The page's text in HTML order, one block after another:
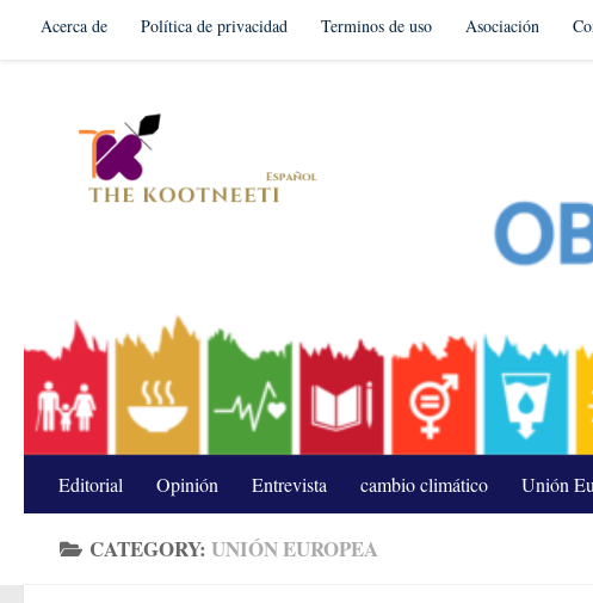
Skip to content
Acerca de Política de privacidad Terminos de uso Asociación
Editorial Opinión Entrevista cambio climático Unión
CATEGORY: UNIÓN EUROPEA